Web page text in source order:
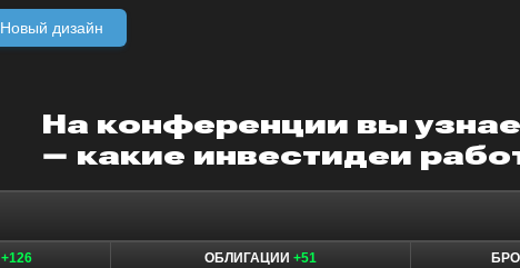
Новый дизайн
+126 ОБЛИГАЦИИ +51